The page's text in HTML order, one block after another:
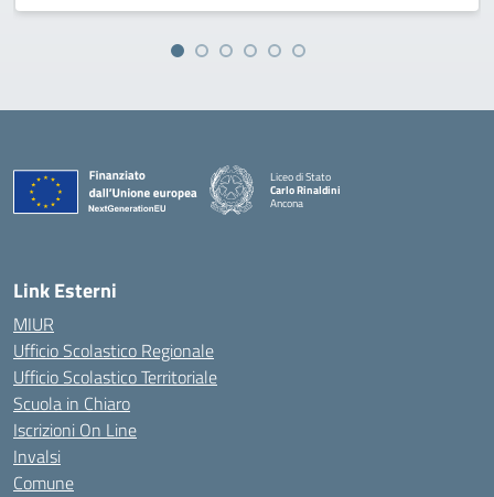
Liceo di Stato
Carlo Rinaldini
Ancona
Link Esterni
MIUR
Ufficio Scolastico Regionale
Ufficio Scolastico Territoriale
Scuola in Chiaro
Iscrizioni On Line
Invalsi
Comune